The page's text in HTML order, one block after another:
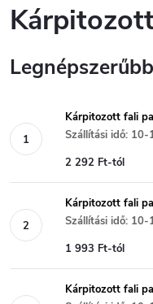
Kárpitozott fali
Szállítási idő: 10-
2 292 Ft-tól
Kárpitozott fali
Szállítási idő: 10-
1 993 Ft-tól
Kárpitozott fali